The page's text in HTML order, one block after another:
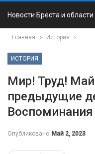
Новости Бреста и области
Главная История
ИСТОРИЯ
Мир! Труд!
предыдущие
Воспоминания
Опубликовано Май 2, 2023